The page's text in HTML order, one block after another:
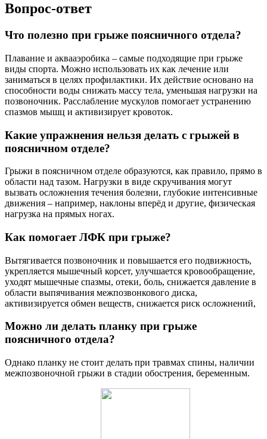
Вопрос-ответ
Что полезно при грыже поясничного отдела?
Плавание и аквааэробика – самые подходящие при грыже
виды спорта. Можно использовать их как лечение или
заниматься в целях профилактики. Их действие основано на
способности воды снижать массу тела, уменьшая нагрузки на
позвоночник. Расслабление мускулов помогает устранению
спазмов мышц и активизирует кровоток.
Какие упражнения нельзя делать с грыжей в
поясничном отделе?
Грыжи в поясничном отделе образуются, как правило, прямо в
области над тазом. Нагрузки в виде скручивания могут
вызвать осложнения течения болезни, глубокие интенсивные
движения – например, наклоны вперёд и другие, физическая
нагрузка на прямых ногах.
Как помогает ЛФК при грыже?
Вытягивается позвоночник и повышается его подвижность,
укрепляется мышечный корсет, улучшается кровообращение,
уходят мышечные спазмы, отеки, боль, снижается давление в
области выпячивания межпозвонкового диска,
активизируется обмен веществ, снижается риск осложнений,
Можно ли делать планку при грыже
поясничного отдела?
Однако планку не стоит делать при травмах спины, наличии
межпозвоночной грыжи в стадии обострения, беременным.